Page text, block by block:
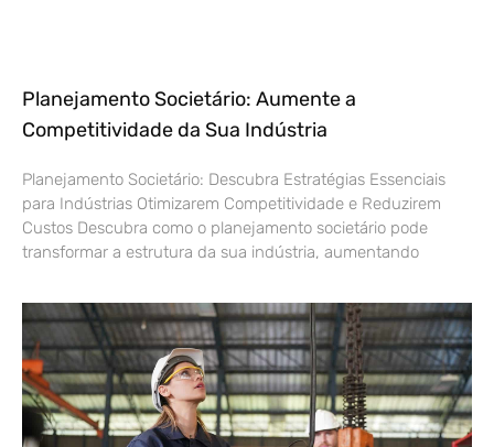
Planejamento Societário: Aumente a
Competitividade da Sua Indústria
Planejamento Societário: Descubra Estratégias Essenciais
para Indústrias Otimizarem Competitividade e Reduzirem
Custos Descubra como o planejamento societário pode
transformar a estrutura da sua indústria, aumentando